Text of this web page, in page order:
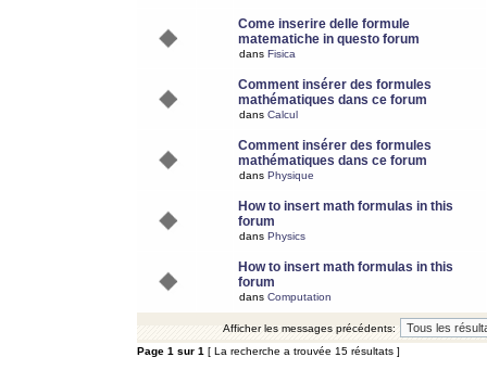
Come inserire delle formule
matematiche in questo forum
dans Fisica
Comment insérer des formules
mathématiques dans ce forum
dans Calcul
Comment insérer des formules
mathématiques dans ce forum
dans Physique
How to insert math formulas in this
forum
dans Physics
How to insert math formulas in this
forum
dans Computation
Afficher les messages précédents:
Page 1 sur 1 [ La recherche a trouvée 15 résultats ]